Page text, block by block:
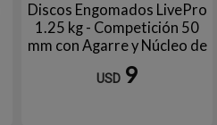
Discos Engomados LivePro
1.25 kg - Competición 50
mm con Agarre y Núcleo de
Acero
USD 9